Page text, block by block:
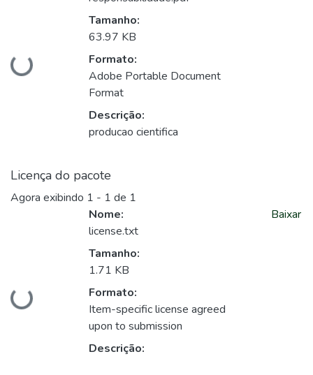
Carregando...
Tamanho:
63.97 KB
Formato:
Adobe Portable Document
Format
Descrição:
producao cientifica
Licença do pacote
Agora exibindo 1 - 1 de 1
Carregando...
Nome:
license.txt
Tamanho:
1.71 KB
Formato:
Item-specific license agreed
upon to submission
Descrição:
Baixar